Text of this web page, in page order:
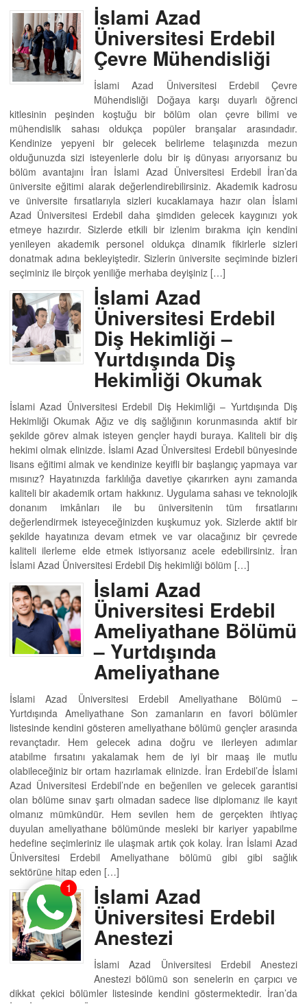
İslami Azad
Üniversitesi Erdebil
Çevre Mühendisliği
İslami Azad Üniversitesi Erdebil Çevre
Mühendisliği Doğaya karşı duyarlı öğrenci
kitlesinin peşinden koştuğu bir bölüm olan çevre bilimi ve
mühendislik sahası oldukça popüler branşalar arasındadır.
Kendinize yepyeni bir gelecek belirleme telaşınızda mezun
olduğunuzda sizi isteyenlerle dolu bir iş dünyası arıyorsanız bu
bölüm avantajını İran İslami Azad Üniversitesi Erdebil İran’da
üniversite eğitimi alarak değerlendirebilirsiniz. Akademik kadrosu
ve üniversite fırsatlarıyla sizleri kucaklamaya hazır olan İslami
Azad Üniversitesi Erdebil daha şimdiden gelecek kaygınızı yok
etmeye hazırdır. Sizlerde etkili bir izlenim bırakma için kendini
yenileyen akademik personel oldukça dinamik fikirlerle sizleri
donatmak adına bekleyiştedir. Sizlerin üniversite seçiminde bizleri
seçiminiz ile birçok yeniliğe merhaba deyişiniz […]
İslami Azad
Üniversitesi Erdebil
Diş Hekimliği –
Yurtdışında Diş
Hekimliği Okumak
İslami Azad Üniversitesi Erdebil Diş Hekimliği – Yurtdışında Diş
Hekimliği Okumak Ağız ve diş sağlığının korunmasında aktif bir
şekilde görev almak isteyen gençler haydi buraya. Kaliteli bir diş
hekimi olmak elinizde. İslami Azad Üniversitesi Erdebil bünyesinde
lisans eğitimi almak ve kendinize keyifli bir başlangıç yapmaya var
mısınız? Hayatınızda farklılığa davetiye çıkarırken aynı zamanda
kaliteli bir akademik ortam hakkınız. Uygulama sahası ve teknolojik
donanım imkânları ile bu üniversitenin tüm fırsatlarını
değerlendirmek isteyeceğinizden kuşkumuz yok. Sizlerde aktif bir
şekilde hayatınıza devam etmek ve var olacağınız bir çevrede
kaliteli ilerleme elde etmek istiyorsanız acele edebilirsiniz. İran
İslami Azad Üniversitesi Erdebil Diş hekimliği bölüm […]
İslami Azad
Üniversitesi Erdebil
Ameliyathane Bölümü
– Yurtdışında
Ameliyathane
İslami Azad Üniversitesi Erdebil Ameliyathane Bölümü –
Yurtdışında Ameliyathane Son zamanların en favori bölümler
listesinde kendini gösteren ameliyathane bölümü gençler arasında
revançtadır. Hem gelecek adına doğru ve ilerleyen adımlar
atabilme fırsatını yakalamak hem de iyi bir maaş ile mutlu
olabileceğiniz bir ortam hazırlamak elinizde. İran Erdebil’de İslami
Azad Üniversitesi Erdebil’nde en beğenilen ve gelecek garantisi
olan bölüme sınav şartı olmadan sadece lise diplomanız ile kayıt
olmanız mümkündür. Hem sevilen hem de gerçekten ihtiyaç
duyulan ameliyathane bölümünde mesleki bir kariyer yapabilme
hedefine seçimleriniz ile ulaşmak artık çok kolay. İran İslami Azad
Üniversitesi Erdebil Ameliyathane bölümü gibi gibi sağlık
sektörüne hitap eden […]
İslami Azad
Üniversitesi Erdebil
Anestezi
İslami Azad Üniversitesi Erdebil Anestezi
Anestezi bölümü son senelerin en çarpıcı ve
dikkat çekici bölümler listesinde kendini göstermektedir. İran’da
1